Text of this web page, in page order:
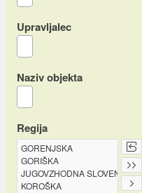
Upravljalec
Naziv objekta
Regija